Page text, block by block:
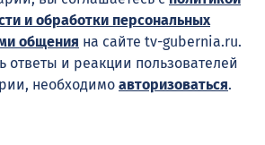
и обработки персональных
общения на сайте tv-gubernia.ru.
ответы и реакции пользователей
необходимо авторизоваться.